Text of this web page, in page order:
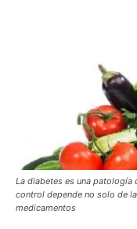
La diabetes es una patología
control depende no solo de
medicamentos